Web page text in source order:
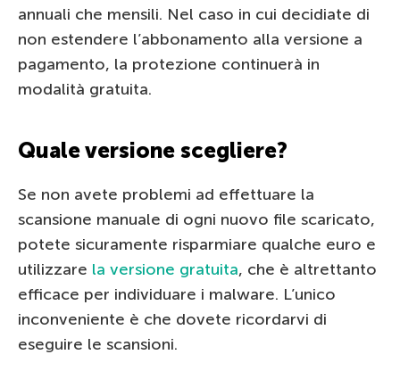
annuali che mensili. Nel caso in cui decidiate di
non estendere l’abbonamento alla versione a
pagamento, la protezione continuerà in
modalità gratuita.
Quale versione scegliere?
Se non avete problemi ad effettuare la
scansione manuale di ogni nuovo file scaricato,
potete sicuramente risparmiare qualche euro e
utilizzare la versione gratuita, che è altrettanto
efficace per individuare i malware. L’unico
inconveniente è che dovete ricordarvi di
eseguire le scansioni.